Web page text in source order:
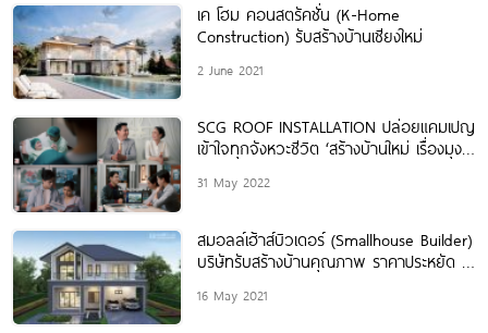
เค โฮม คอนสตรัคชั่น (K-Home
Construction) รับสร้างบ้านเชียงใหม่
2 June 2021
SCG ROOF INSTALLATION ปล่อยแคมเปญ
เข้าใจทุกจังหวะชีวิต ‘สร้างบ้านใหม่ เรื่องมุง
การสร้างบ้านที่ดี ไร้ปัญหาหลังคา￼
31 May 2022
สมอลล์เฮ้าส์บิวเดอร์ (Smallhouse Builder)
บริษัทรับสร้างบ้านคุณภาพ ราคาประหยัด 1-
16 May 2021